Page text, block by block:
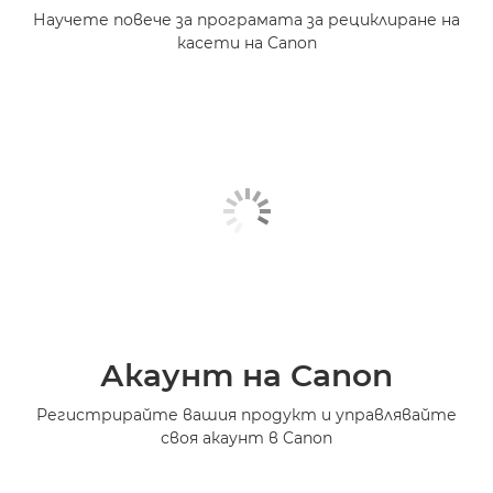
Научете повече за програмата за рециклиране на
касети на Canon
Акаунт на Canon
Регистрирайте вашия продукт и управлявайте
своя акаунт в Canon